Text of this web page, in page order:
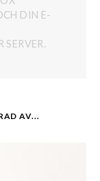
DIN E-
SERVER.
AV...